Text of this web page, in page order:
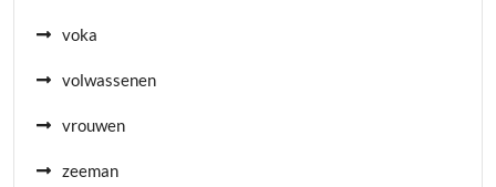
voka
volwassenen
vrouwen
zeeman